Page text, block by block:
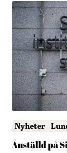
Nyheter
Anställd på